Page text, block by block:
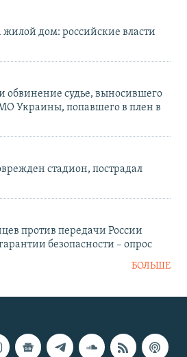
дом: российские власти
обвинение судье, выносившего
Украины, попавшего в плен в
стадион, пострадал
против передачи России
безопасности – опрос
БОЛЬШЕ